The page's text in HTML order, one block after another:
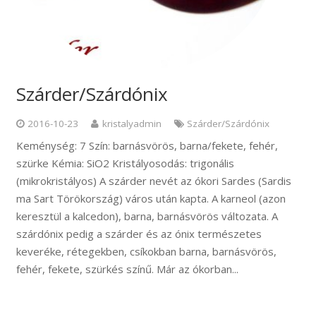
Szárder/Szárdónix
2016-10-23 kristalyadmin Szárder/Szárdónix
Keménység: 7 Szín: barnásvörös, barna/fekete, fehér,
szürke Kémia: SiO2 Kristályosodás: trigonális
(mikrokristályos) A szárder nevét az ókori Sardes (Sardis
ma Sart Törökország) város után kapta. A karneol (azon
keresztül a kalcedon), barna, barnásvörös változata. A
szárdónix pedig a szárder és az ónix természetes
keveréke, rétegekben, csíkokban barna, barnásvörös,
fehér, fekete, szürkés színű. Már az ókorban...